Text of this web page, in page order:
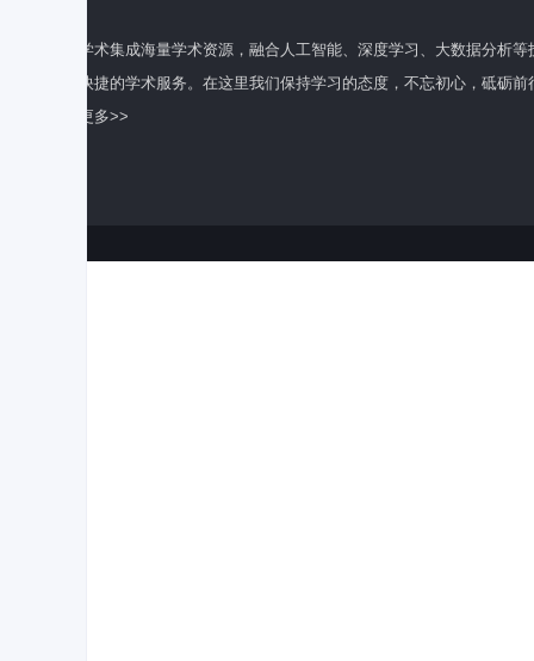
百度学术集成海量学术资源，融合人工智能、深度学习、大数据分析
全面快捷的学术服务。在这里我们保持学习的态度，不忘初心，砥砺前
了解更多>>